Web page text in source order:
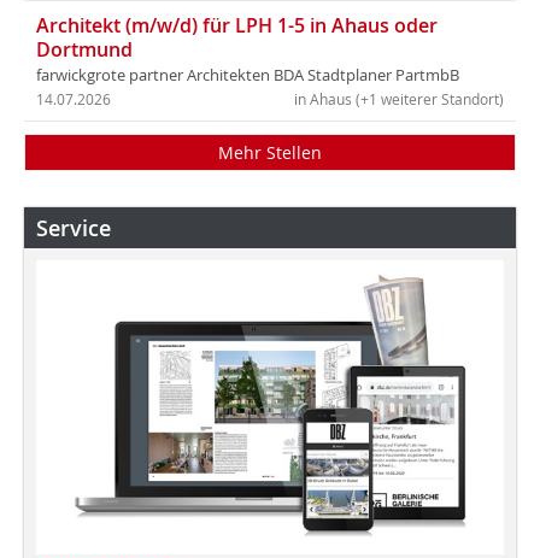
Architekt (m/w/d) für LPH 1-5 in Ahaus oder
Dortmund
farwickgrote partner Architekten BDA Stadtplaner PartmbB
in Ahaus (+1 weiterer Standort)
14.07.2026
Mehr Stellen
Service